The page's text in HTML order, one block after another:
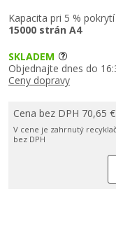
Kapacita pri 5 % pokrytí
15000 strán A4
SKLADEM
Objednajte dnes do
Ceny dopravy
Cena bez DPH 70,65 €
V cene je zahrnutý
bez DPH